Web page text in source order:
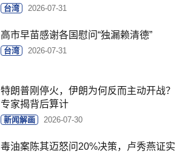
台湾 2026-07-31
高市早苗感谢各国慰问“独漏赖清德”
台湾 2026-07-31
特朗普刚停火，伊朗为何反而主动开战？
专家揭背后算计
新闻解画 2026-07-30
毒油案陈其迈怒问20%决策，卢秀燕证实